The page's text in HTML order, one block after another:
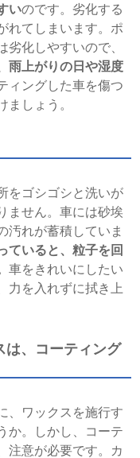
いのです。劣化する
れてしまいます。ポ
化しやすいので、
雨上がりの日や湿度
ィングした車を傷つ
しょう。
をゴシゴシと洗いが
ません。車には砂埃
汚れが蓄積していま
ていると、粒子を回
車をきれいにしたい
力を入れずに拭き上
は、コーティング
、ワックスを施行す
か。しかし、コーテ
注意が必要です。カ